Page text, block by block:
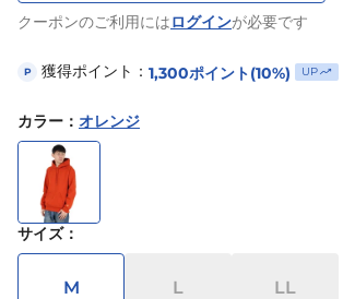
クーポンのご利用にはログインが必要です
P 獲得ポイント： 1,300ポイント(10%) UP
カラー ： オレンジ
サイズ：
M L LL